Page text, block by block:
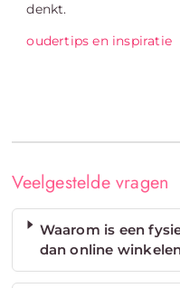
denkt.
oudertips en inspiratie
Veelgestelde vragen
Waarom is een
dan online